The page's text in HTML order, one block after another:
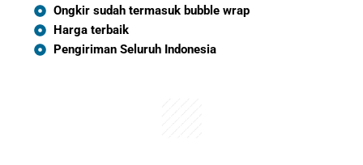
Ongkir sudah termasuk bubble wrap
Harga terbaik
Pengiriman Seluruh Indonesia